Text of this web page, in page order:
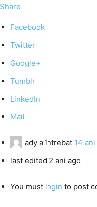
Share
Facebook
Twitter
Google+
Tumblr
LinkedIn
Mail
ady a întrebat 14 ani
last edited 2 ani ago
You must login to post